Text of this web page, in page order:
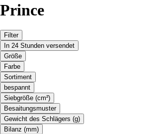
Prince
Filter
In 24 Stunden versendet
Größe
Farbe
Sortiment
bespannt
Siebgröße (cm²)
Besaitungsmuster
Gewicht des Schlägers (g)
Bilanz (mm)